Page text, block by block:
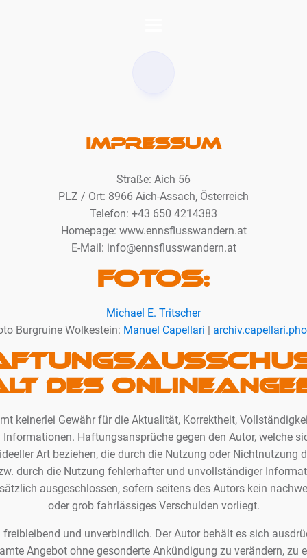
Impressum
Straße: Aich 56
PLZ / Ort: 8966 Aich-Assach, Österreich
Telefon: +43 650 4214383‬
Homepage: www.ennsflusswandern.at
E-Mail: info@ennsflusswandern.at
Fotos:
Michael E. Tritscher
Burgruine Wolkestein: Manuel Capellari |
des
keinerlei Gewähr für die Aktualität, Korrektheit,
Informationen. Haftungsansprüche gegen den Autor, welche
Art beziehen, die durch die Nutzung oder Nichtnutzung
durch die Nutzung fehlerhafter und unvollständiger
ausgeschlossen, sofern seitens des Autors kein
oder grob fahrlässiges Verschulden vorliegt.
und unverbindlich. Der Autor behält es sich
Angebot ohne gesonderte Ankündigung zu verändern, zu